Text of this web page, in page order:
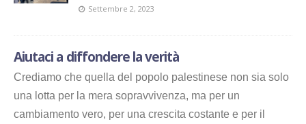
Settembre 2, 2023
Aiutaci a diffondere la verità
Crediamo che quella del popolo palestinese non sia solo
una lotta per la mera sopravvivenza, ma per un
cambiamento vero, per una crescita costante e per il